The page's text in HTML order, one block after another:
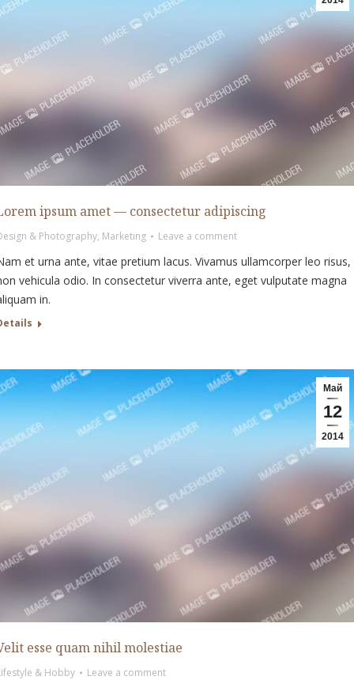
ipsum amet — consectetur adipiscing
& Photography, Marketing Leave a comment
et urna ante, vitae pretium lacus. Vivamus ullamcorper leo risus,
vehicula odio. In consectetur viverra ante, eget vulputate magna
in.
Май
12
2014
esse quam nihil molestiae
& Hobby Leave a comment